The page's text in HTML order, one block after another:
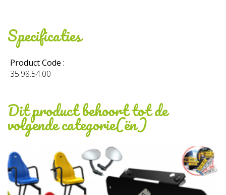
Specificaties
Product Code :
35.98.54.00
Dit product behoort tot de
volgende categorie(ën)